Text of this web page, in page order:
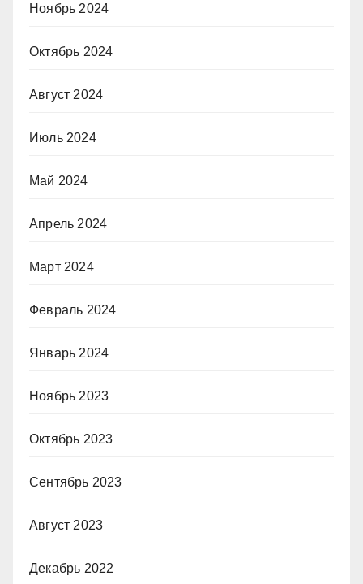
Ноябрь 2024
Октябрь 2024
Август 2024
Июль 2024
Май 2024
Апрель 2024
Март 2024
Февраль 2024
Январь 2024
Ноябрь 2023
Октябрь 2023
Сентябрь 2023
Август 2023
Декабрь 2022